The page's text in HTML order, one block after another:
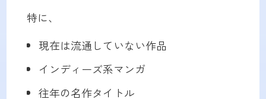
特に、
現在は流通していない作品
インディーズ系マンガ
往年の名作タイトル